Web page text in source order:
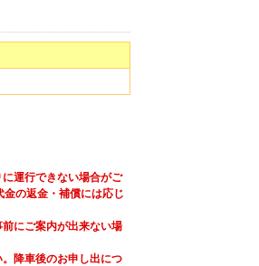
運行できない場合がご
の返金・補償には応じ
にご案内が出来ない場
降車後のお申し出につ